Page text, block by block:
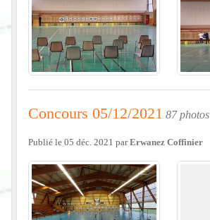
Concours 05/12/2021 87 photos
Publié le 05 déc. 2021 parErwanez Coffinier